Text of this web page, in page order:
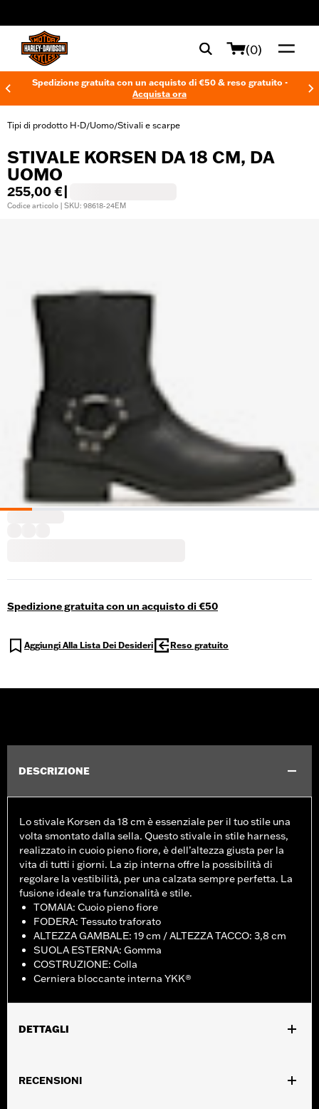
(0)
Spedizione gratuita con un acquisto di €50 & reso gratuito -
Acquista ora
Tipi di prodotto H-D/Uomo/Stivali e scarpe
STIVALE KORSEN DA 18 CM, DA
UOMO
255,00 €
Codice articolo | SKU: 98618-24EM
Spedizione gratuita con un acquisto di €50
Aggiungi Alla Lista Dei Desideri Reso gratuito
DESCRIZIONE
Lo stivale Korsen da 18 cm è essenziale per il tuo stile una
volta smontato dalla sella. Questo stivale in stile harness,
realizzato in cuoio pieno fiore, è dell’altezza giusta per la
vita di tutti i giorni. La zip interna offre la possibilità di
regolare la vestibilità, per una calzata sempre perfetta. La
fusione ideale tra funzionalità e stile.
TOMAIA: Cuoio pieno fiore
FODERA: Tessuto traforato
ALTEZZA GAMBALE: 19 cm / ALTEZZA TACCO: 3,8 cm
SUOLA ESTERNA: Gomma
COSTRUZIONE: Colla
Cerniera bloccante interna YKK®
DETTAGLI
Caratteristiche funzionali:
RECENSIONI